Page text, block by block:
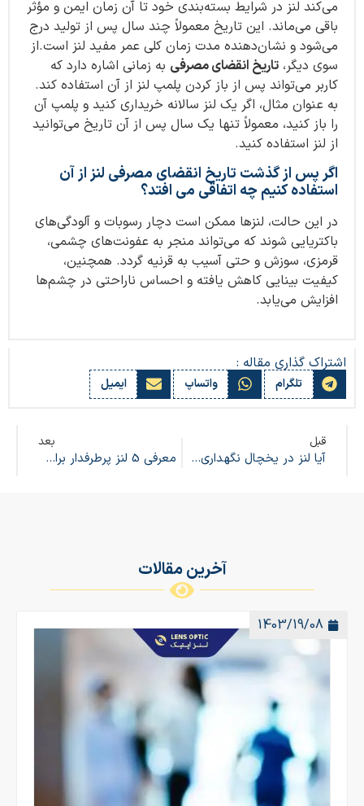
می‌کند لنز در شرایط بسته‌بندی خود تا آن زمان ایمن و مؤثر
باقی می‌ماند. این تاریخ معمولاً چند سال پس از تولید درج
می‌شود و نشان‌دهنده مدت زمان کلی عمر مفید لنز است.از
سوی دیگر، تاریخ انقضای مصرفی به زمانی اشاره دارد که
کاربر می‌تواند پس از باز کردن پلمپ لنز از آن استفاده کند.
به عنوان مثال، اگر یک لنز سالانه خریداری کنید و پلمپ آن
را باز کنید، معمولاً تنها یک سال پس از آن تاریخ می‌توانید
از لنز استفاده کنید.
اگر پس از گذشت تاریخ انقضای مصرفی لنز از آن
استفاده کنیم چه اتفاقی می افتد؟
در این حالت، لنزها ممکن است دچار رسوبات و آلودگی‌های
باکتریایی شوند که می‌تواند منجر به عفونت‌های چشمی،
قرمزی، سوزش و حتی آسیب به قرنیه گردد. همچنین،
کیفیت بینایی کاهش یافته و احساس ناراحتی در چشم‌ها
افزایش می‌یابد.
اشتراک گذاری مقاله :
تلگرام واتساپ ایمیل
قبل
آیا لنز در یخچال نگهداری شود؟ نگهداری لنز چشم
بعد
معرفی 5 لنز پرطرفدار برای پوست سبزه
آخرین مقالات
1403/19/08